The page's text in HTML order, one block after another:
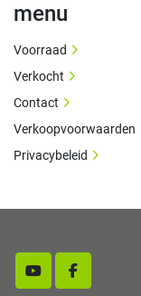
youtubefacebook
menu
Voorraad
Verkocht
Contact
Verkoopvoorwaarden
Privacybeleid